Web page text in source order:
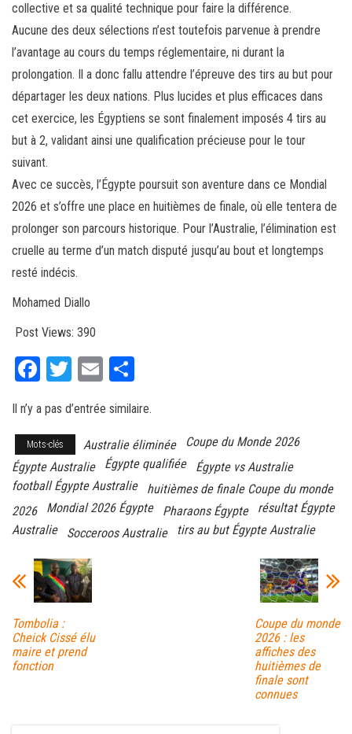
collective et sa qualité technique pour faire la différence.
Aucune des deux sélections n’est toutefois parvenue à prendre
l’avantage au cours du temps réglementaire, ni durant la
prolongation. Il a donc fallu attendre l’épreuve des tirs au but pour
départager les deux nations. Plus lucides et plus efficaces dans
cet exercice, les Égyptiens se sont finalement imposés 4 tirs au
but à 2, validant ainsi une qualification précieuse pour le tour
suivant.
Avec ce succès, l’Égypte poursuit son aventure dans ce Mondial
2026 et s’offre une place en huitièmes de finale, où elle tentera de
prolonger son parcours historique. Pour l’Australie, l’élimination est
cruelle au terme d’un match disputé jusqu’au bout et longtemps
resté indécis.
Mohamed Diallo
Post Views: 390
Fa
bo
ok
T
tt
er
E
ail ag
er
Il n’y a pas d’entrée similaire.
Mots-clés Australie éliminée
Coupe du Monde 2026
Égypte Australie
Égypte qualifiée
Égypte vs Australie
football Égypte Australie
huitièmes de finale Coupe du monde
2026
Mondial 2026 Égypte Pharaons Égypte
résultat Égypte
Australie
Socceroos Australie tirs au but Égypte Australie
Tombolia :
Cheick Cissé élu
maire et prend
fonction
Coupe du monde
2026 : les
affiches des
huitièmes de
finale sont
connues